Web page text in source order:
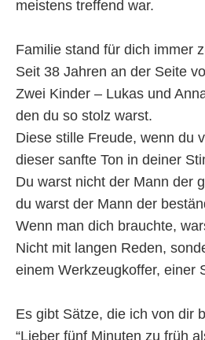
meistens treffend war.
Familie stand für dich immer
Seit 38 Jahren an der Seite
Zwei Kinder – Lukas und
den du so stolz warst.
Diese stille Freude, wenn du
dieser sanfte Ton in deiner
Du warst nicht der Mann der
du warst der Mann der
Wenn man dich brauchte,
Nicht mit langen Reden,
einem Werkzeugkoffer, einer
Es gibt Sätze, die ich von dir
“Lieber fünf Minuten zu früh